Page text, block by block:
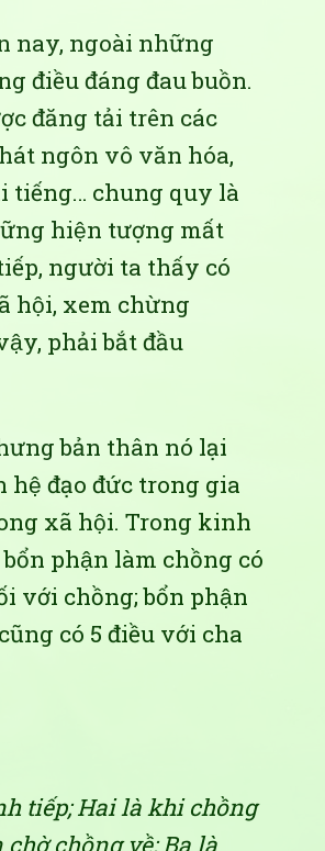
nay, ngoài những
điều đáng đau buồn.
đăng tải trên các
ngôn vô văn hóa,
tiếng… chung quy là
hiện tượng mất
người ta thấy có
hội, xem chừng
phải bắt đầu
bản thân nó lại
hệ đạo đức trong gia
xã hội. Trong kinh
phận làm chồng có
với chồng; bổn phận
có 5 điều với cha
tiếp; Hai là khi chồng
chồng về; Ba là